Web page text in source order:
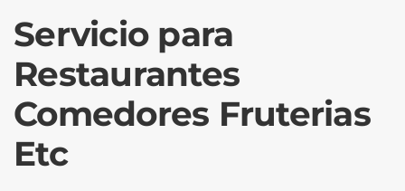
Servicio para
Restaurantes
Comedores Fruterias
Etc